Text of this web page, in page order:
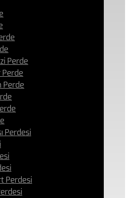
Perde
Perde
Perdesi
Perdesi